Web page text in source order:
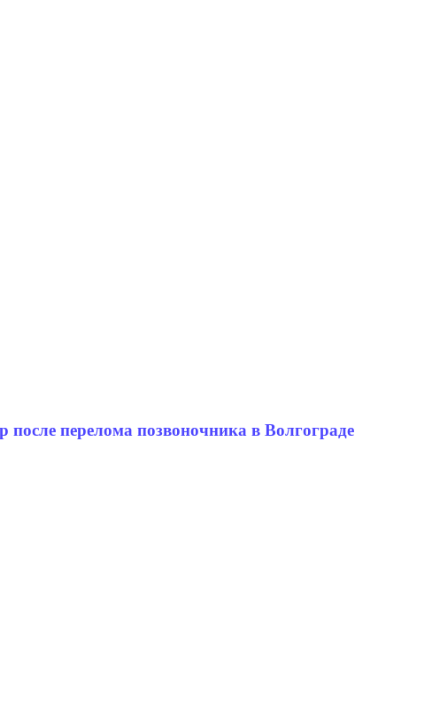
перелома позвоночника в Волгограде